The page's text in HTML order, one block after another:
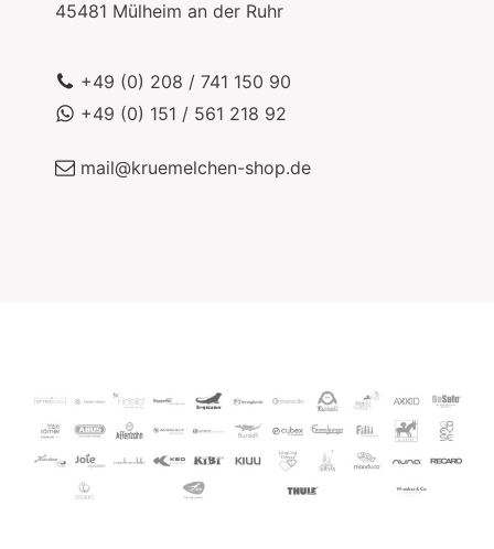
45481 Mülheim an der Ruhr
+49 (0) 208 / 741 150 90
+49 (0) 151 / 561 218 92
mail@kruemelchen-shop.de